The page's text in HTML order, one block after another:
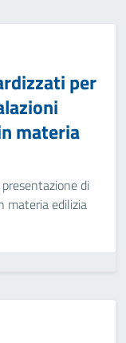
per
materia
di
materia edilizia